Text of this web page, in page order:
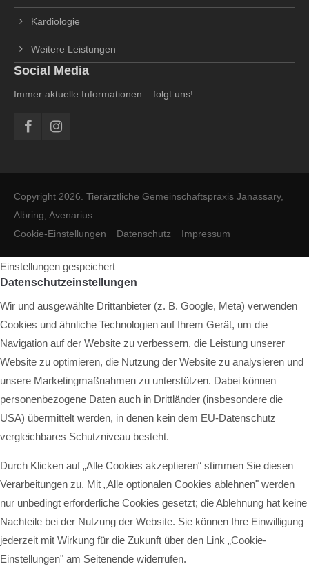
Kardiologie
Weitere Leistungen
Social Media
Immer aktuelle Informationen – folgt uns!
Copyright 2026. Tierärztliche Gemeinschaftspraxis Janassary,
Albring, Avenarius
Cookie-Einstellungen
Datenschutz Impressum
Einstellungen gespeichert
Datenschutzeinstellungen
Wir und ausgewählte Drittanbieter (z. B. Google, Meta) verwenden
Cookies und ähnliche Technologien auf Ihrem Gerät, um die
Navigation auf der Website zu verbessern, die Leistung unserer
Website zu optimieren, die Nutzung der Website zu analysieren und
unsere Marketingmaßnahmen zu unterstützen. Dabei können
personenbezogene Daten auch in Drittländer (insbesondere die
USA) übermittelt werden, in denen kein dem EU-Datenschutz
vergleichbares Schutzniveau besteht.
Durch Klicken auf „Alle Cookies akzeptieren“ stimmen Sie diesen
Verarbeitungen zu. Mit „Alle optionalen Cookies ablehnen" werden
nur unbedingt erforderliche Cookies gesetzt; die Ablehnung hat keine
Nachteile bei der Nutzung der Website. Sie können Ihre Einwilligung
jederzeit mit Wirkung für die Zukunft über den Link „Cookie-
Einstellungen" am Seitenende widerrufen.